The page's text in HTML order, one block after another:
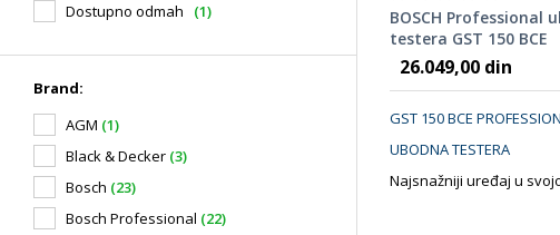
Dostupno odmah
(1)
Brand:
AGM (1)
Black & Decker (3)
Bosch (23)
Bosch Professional (22)
BOSCH Professional
testera GST 150 BCE
0601513000
26.049,00 din
GST 150 BCE
UBODNA TESTERA
Najsnažniji uređaj u